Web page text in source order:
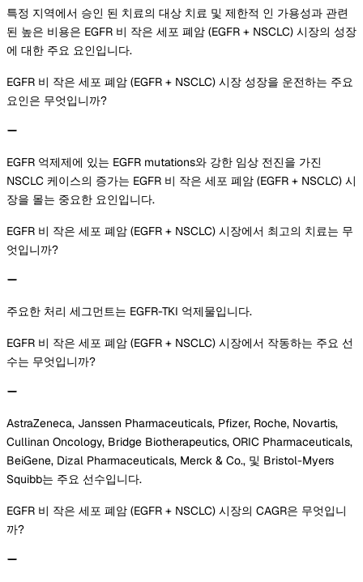
특정 지역에서 승인 된 치료의 대상 치료 및 제한적 인 가용성과 관련
된 높은 비용은 EGFR 비 작은 세포 폐암 (EGFR + NSCLC) 시장의 성장
에 대한 주요 요인입니다.
EGFR 비 작은 세포 폐암 (EGFR + NSCLC) 시장 성장을 운전하는 주요
요인은 무엇입니까?
EGFR 억제제에 있는 EGFR mutations와 강한 임상 전진을 가진
NSCLC 케이스의 증가는 EGFR 비 작은 세포 폐암 (EGFR + NSCLC) 시
장을 몰는 중요한 요인입니다.
EGFR 비 작은 세포 폐암 (EGFR + NSCLC) 시장에서 최고의 치료는 무
엇입니까?
주요한 처리 세그먼트는 EGFR-TKI 억제물입니다.
EGFR 비 작은 세포 폐암 (EGFR + NSCLC) 시장에서 작동하는 주요 선
수는 무엇입니까?
AstraZeneca, Janssen Pharmaceuticals, Pfizer, Roche, Novartis,
Cullinan Oncology, Bridge Biotherapeutics, ORIC Pharmaceuticals,
BeiGene, Dizal Pharmaceuticals, Merck & Co., 및 Bristol-Myers
Squibb는 주요 선수입니다.
EGFR 비 작은 세포 폐암 (EGFR + NSCLC) 시장의 CAGR은 무엇입니
까?